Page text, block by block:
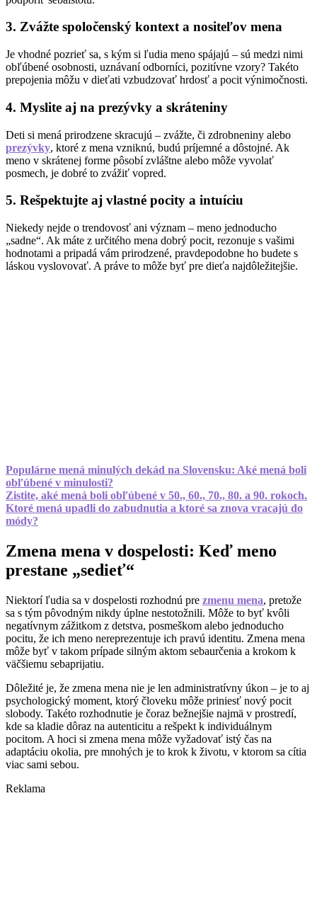
3. Zvážte spoločenský kontext a nositeľov mena
Je vhodné pozrieť sa, s kým si ľudia meno spájajú – sú medzi nimi
obľúbené osobnosti, uznávaní odborníci, pozitívne vzory? Takéto
prepojenia môžu v dieťati vzbudzovať hrdosť a pocit výnimočnosti.
4. Myslite aj na prezývky a skráteniny
Deti si mená prirodzene skracujú – zvážte, či zdrobneniny alebo
prezývky, ktoré z mena vzniknú, budú príjemné a dôstojné. Ak
meno v skrátenej forme pôsobí zvláštne alebo môže vyvolať
posmech, je dobré to zvážiť vopred.
5. Rešpektujte aj vlastné pocity a intuíciu
Niekedy nejde o trendovosť ani význam – meno jednoducho
„sadne“. Ak máte z určitého mena dobrý pocit, rezonuje s vašimi
hodnotami a pripadá vám prirodzené, pravdepodobne ho budete s
láskou vyslovovať. A práve to môže byť pre dieťa najdôležitejšie.
Populárne mená minulých dekád na Slovensku: Aké mená boli
obľúbené v minulosti?
Zistite, aké mená boli obľúbené v 50., 60., 70., 80. a 90. rokoch.
Ktoré mená upadli do zabudnutia a ktoré sa znova vracajú do
módy?
Zmena mena v dospelosti: Keď meno
prestane „sedieť“
Niektorí ľudia sa v dospelosti rozhodnú pre zmenu mena, pretože
sa s tým pôvodným nikdy úplne nestotožnili. Môže to byť kvôli
negatívnym zážitkom z detstva, posmeškom alebo jednoducho
pocitu, že ich meno nereprezentuje ich pravú identitu. Zmena mena
môže byť v takom prípade silným aktom sebaurčenia a krokom k
väčšiemu sebaprijatiu.
Dôležité je, že zmena mena nie je len administratívny úkon – je to aj
psychologický moment, ktorý človeku môže priniesť nový pocit
slobody. Takéto rozhodnutie je čoraz bežnejšie najmä v prostredí,
kde sa kladie dôraz na autenticitu a rešpekt k individuálnym
pocitom. A hoci si zmena mena môže vyžadovať istý čas na
adaptáciu okolia, pre mnohých je to krok k životu, v ktorom sa cítia
viac sami sebou.
Reklama